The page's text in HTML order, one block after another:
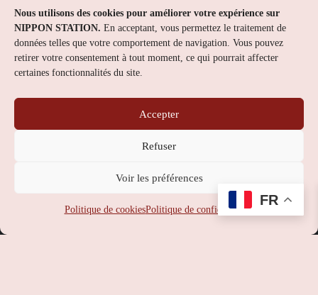
Nous utilisons des cookies pour améliorer votre expérience sur
NIPPON STATION. En acceptant, vous permettez le traitement de
données telles que votre comportement de navigation. Vous pouvez
retirer votre consentement à tout moment, ce qui pourrait affecter
certaines fonctionnalités du site.
Accepter
Refuser
Voir les préférences
Politique de cookiesPolitique de confidentialité
Nippon Station
À propos
Contact
service-client@nipponstation.fr
FR